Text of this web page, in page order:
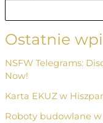
Ostatnie
NSFW Telegrams:
Now!
Karta EKUZ w
Roboty budowlane